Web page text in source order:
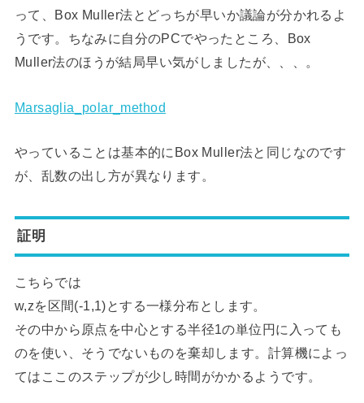
って、Box Muller法とどっちが早いか議論が分かれるよ
うです。ちなみに自分のPCでやったところ、Box
Muller法のほうが結局早い気がしましたが、、、。
Marsaglia_polar_method
やっていることは基本的にBox Muller法と同じなのです
が、乱数の出し方が異なります。
証明
こちらでは
w,zを区間(-1,1)とする一様分布とします。
その中から原点を中心とする半径1の単位円に入っても
のを使い、そうでないものを棄却します。計算機によっ
てはここのステップが少し時間がかかるようです。